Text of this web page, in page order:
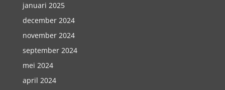
januari 2025
december 2024
november 2024
september 2024
mei 2024
april 2024